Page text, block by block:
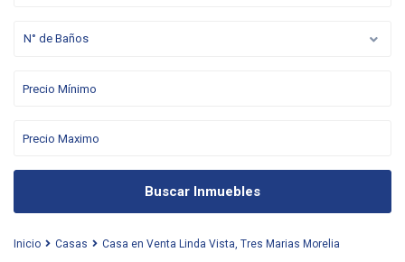
N° de Baños
Buscar Inmuebles
Inicio Casas Casa en Venta Linda Vista, Tres Marias Morelia